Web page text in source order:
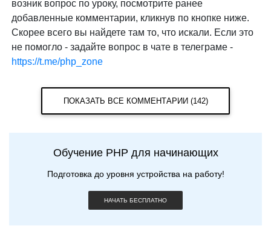
возник вопрос по уроку, посмотрите ранее
добавленные комментарии, кликнув по кнопке ниже.
Скорее всего вы найдете там то, что искали. Если это
не помогло - задайте вопрос в чате в телеграме -
https://t.me/php_zone
ПОКАЗАТЬ ВСЕ КОММЕНТАРИИ (142)
Обучение PHP для начинающих
Подготовка до уровня устройства на работу!
НАЧАТЬ БЕСПЛАТНО